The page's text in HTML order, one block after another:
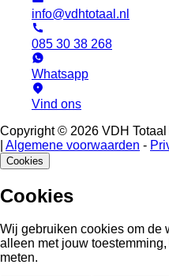
info@vdhtotaal.nl
085 30 38 268
Whatsapp
Vind ons
Copyright © 2026 VDH
Algemene voorwaarden -
Cookies
Cookies
Wij gebruiken cookies om de
alleen met jouw
meten.